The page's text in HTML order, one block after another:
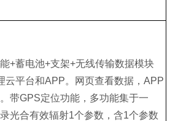
+蓄电池+支架+无线传输数据模块
云平台和APP。网页查看数据，APP
带GPS定位功能，多功能集于一
光合有效辐射1个参数，含1个参数